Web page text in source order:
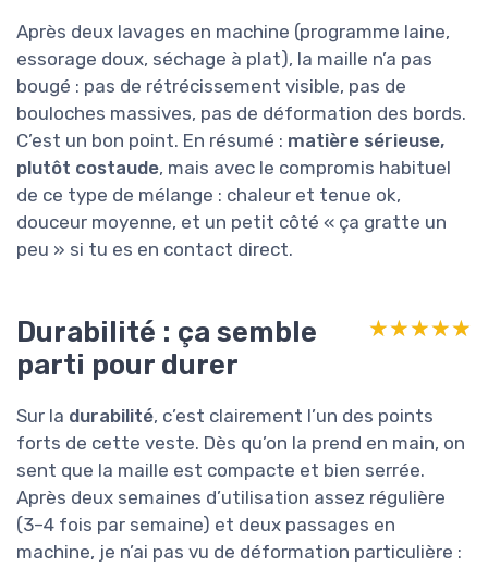
Après deux lavages en machine (programme laine,
essorage doux, séchage à plat), la maille n’a pas
bougé : pas de rétrécissement visible, pas de
bouloches massives, pas de déformation des bords.
C’est un bon point. En résumé : matière sérieuse,
plutôt costaude, mais avec le compromis habituel
de ce type de mélange : chaleur et tenue ok,
douceur moyenne, et un petit côté « ça gratte un
peu » si tu es en contact direct.
Durabilité : ça semble
parti pour durer
★★★★★
★★★★★
Sur la durabilité, c’est clairement l’un des points
forts de cette veste. Dès qu’on la prend en main, on
sent que la maille est compacte et bien serrée.
Après deux semaines d’utilisation assez régulière
(3–4 fois par semaine) et deux passages en
machine, je n’ai pas vu de déformation particulière :